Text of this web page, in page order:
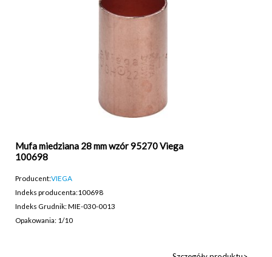
Mufa miedziana 28 mm wzór 95270 Viega
100698
Producent:VIEGA
Indeks producenta:100698
Indeks Grudnik: MIE-030-0013
Opakowania: 1/10